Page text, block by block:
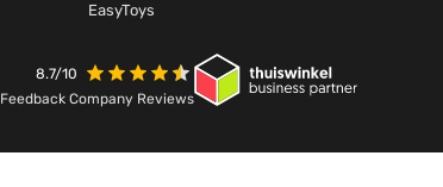
EasyToys
8.7/10
Feedback Company Reviews